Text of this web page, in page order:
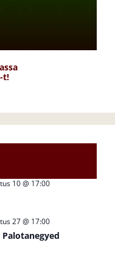
t!
10 @ 17:00
27 @ 17:00